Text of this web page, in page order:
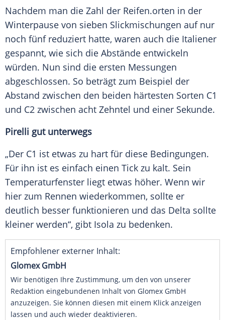
Nachdem man die Zahl der Reifen.orten in der
Winterpause von sieben Slickmischungen auf nur
noch fünf reduziert hatte, waren auch die Italiener
gespannt, wie sich die Abstände entwickeln
würden. Nun sind die ersten Messungen
abgeschlossen. So beträgt zum Beispiel der
Abstand zwischen den beiden härtesten Sorten C1
und C2 zwischen acht Zehntel und einer Sekunde.
Pirelli gut unterwegs
„Der C1 ist etwas zu hart für diese Bedingungen.
Für ihn ist es einfach einen Tick zu kalt. Sein
Temperaturfenster liegt etwas höher. Wenn wir
hier zum Rennen wiederkommen, sollte er
deutlich besser funktionieren und das Delta sollte
kleiner werden“, gibt Isola zu bedenken.
Empfohlener externer Inhalt:
Glomex GmbH
Wir benötigen Ihre Zustimmung, um den von unserer
Redaktion eingebundenen Inhalt von Glomex GmbH
anzuzeigen. Sie können diesen mit einem Klick anzeigen
lassen und auch wieder deaktivieren.